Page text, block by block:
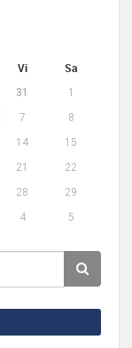
Vi Sa
31
1
7
8
14
15
21
22
28
29
4 5